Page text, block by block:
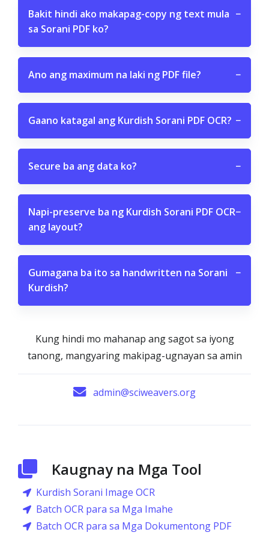
Bakit hindi ako makapag-copy ng text mula
sa Sorani PDF ko?
−
Ano ang maximum na laki ng PDF file? −
Gaano katagal ang Kurdish Sorani PDF OCR? −
Secure ba ang data ko? −
Napi-preserve ba ng Kurdish Sorani PDF OCR
ang layout?
−
Gumagana ba ito sa handwritten na Sorani
Kurdish?
−
Kung hindi mo mahanap ang sagot sa iyong
tanong, mangyaring makipag-ugnayan sa amin
admin@sciweavers.org
Kaugnay na Mga Tool
Kurdish Sorani Image OCR
Batch OCR para sa Mga Imahe
Batch OCR para sa Mga Dokumentong PDF